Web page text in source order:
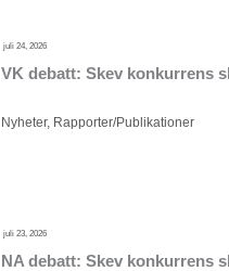
juli 24, 2026
VK debatt: Skev konkurrens
Nyheter, Rapporter/Publikationer
juli 23, 2026
NA debatt: Skev konkurrens